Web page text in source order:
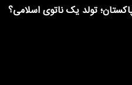
تولد یک ناتوی اسلامی؟